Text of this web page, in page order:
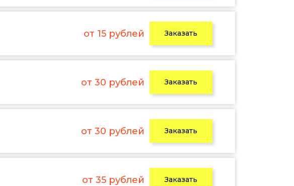
от 15 рублей Заказать
от 30 рублей Заказать
от 30 рублей Заказать
от 35 рублей Заказать